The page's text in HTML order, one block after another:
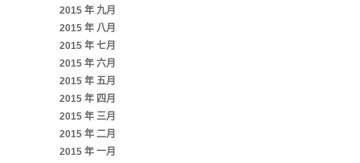
2015 年 九月
2015 年 八月
2015 年 七月
2015 年 六月
2015 年 五月
2015 年 四月
2015 年 三月
2015 年 二月
2015 年 一月